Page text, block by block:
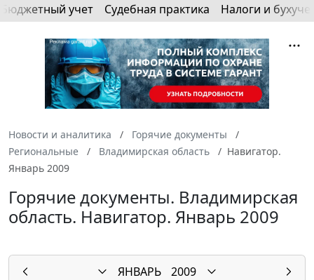
Бюджетный учет Судебная практика Налоги и
Новости и аналитика
Горячие документы
Региональные
Владимирская область
Навигатор.
Январь 2009
Горячие документы. Владимирская
область. Навигатор. Январь 2009
ЯНВАРЬ
2009